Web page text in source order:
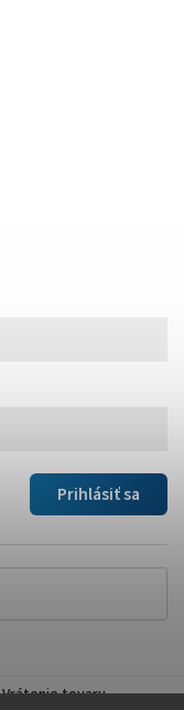
Prihlásiť sa
Vrátenie tovaru